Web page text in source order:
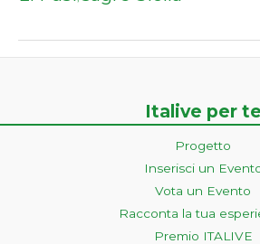
Italive per te
Progetto
Inserisci un
Vota un Evento
Racconta la tua
Premio ITALIVE